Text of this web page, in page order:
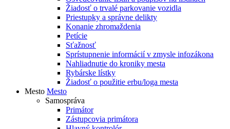
Žiadosť o trvalé parkovanie vozidla
Priestupky a správne delikty
Konanie zhromaždenia
Petície
Sťažnosť
Sprístupnenie informácií v zmysle infozákona
Nahliadnutie do kroniky mesta
Rybárske lístky
Žiadosť o použitie erbu/loga mesta
Mesto Mesto
Samospráva
Primátor
Zástupcovia primátora